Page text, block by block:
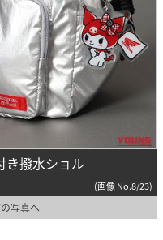
撥水ショル
(画像 No.8/23)
写真へ